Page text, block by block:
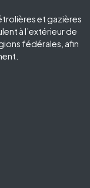
et gazières
à l’extérieur de
fédérales, afin